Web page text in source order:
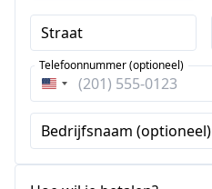
Straat
Verenigde
Staten
+1
Telefoonnummer (optioneel)
Bedrijfsnaam (optioneel)